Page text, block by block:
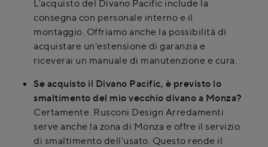
L'acquisto del Divano Pacific include la
consegna con personale interno e il
montaggio. Offriamo anche la possibilità di
acquistare un'estensione di garanzia e
riceverai un manuale di manutenzione e cura.
Se acquisto il Divano Pacific, è previsto lo
smaltimento del mio vecchio divano a Monza?
Certamente. Rusconi Design Arredamenti
serve anche la zona di Monza e offre il servizio
di smaltimento dell'usato. Questo rende il